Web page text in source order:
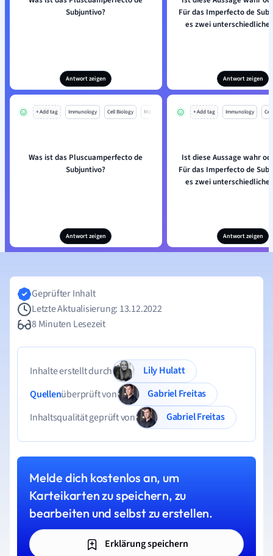
Subjuntivo?
Antwort zeigen
Für das Imperfecto de
es zwei unterschiedliche
Antwort zeigen
+ Add tag Immunology Cell Biology Mo
Was ist das Pluscuamperfecto de
Subjuntivo?
Antwort zeigen
+ Add tag Immunology
Ist diese Aussage wahr
Für das Imperfecto de
es zwei unterschiedliche
Antwort zeigen
Geprüfter Inhalt
Letzte Aktualisierung: 13.12.2022
8 Minuten Lesezeit
Inhalte erstellt durch
Lily Hulatt
Quellenüberprüft von
Gabriel Freitas
Inhaltsqualität geprüft von
Gabriel Freitas
Melde dich kostenlos an, um
Karteikarten zu speichern, zu
bearbeiten und selbst zu erstellen.
Erklärung speichern